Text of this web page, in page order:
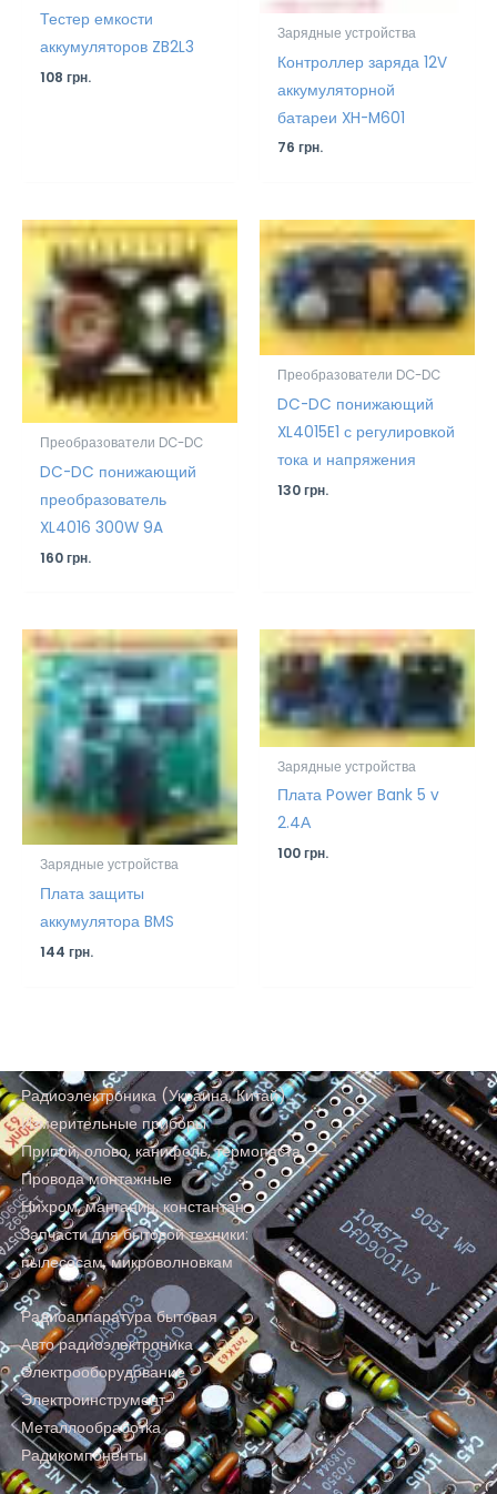
Тестер емкости
аккумуляторов ZB2L3
108грн.
Зарядные устройства
Контроллер заряда 12V
аккумуляторной
батареи XH-M601
76грн.
Преобразователи DC-DC
DC-DC понижающий
преобразователь
XL4016 300W 9A
160грн.
Преобразователи DC-DC
DC-DC понижающий
XL4015E1 с регулировкой
тока и напряжения
130грн.
Зарядные устройства
Плата защиты
аккумулятора BMS
144грн.
Зарядные устройства
Плата Power Bank 5 v
2.4А
100грн.
Радиоэлектроника (Украина, Китай)
Измерительные приборы
Припой, олово, канифоль, термопаста
Провода монтажные
Нихром, манганин, константан
Запчасти для бытовой техники:
пылесосам, микроволновкам
Радиоаппаратура бытовая
Авто радиоэлектроника
Электрооборудование
Электроинструмент
Металлообработка
Радикомпоненты